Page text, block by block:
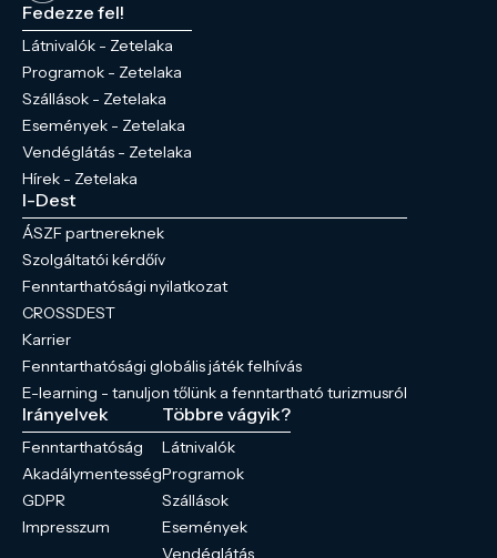
Fedezze fel!
Látnivalók - Zetelaka
Programok - Zetelaka
Szállások - Zetelaka
Események - Zetelaka
Vendéglátás - Zetelaka
Hírek - Zetelaka
I-Dest
ÁSZF partnereknek
Szolgáltatói kérdőív
Fenntarthatósági nyilatkozat
CROSSDEST
Karrier
Fenntarthatósági globális játék felhívás
E-learning - tanuljon tőlünk a fenntartható turizmusról
Irányelvek
Fenntarthatóság
Akadálymentesség
GDPR
Impresszum
Többre vágyik?
Látnivalók
Programok
Szállások
Események
Vendéglátás